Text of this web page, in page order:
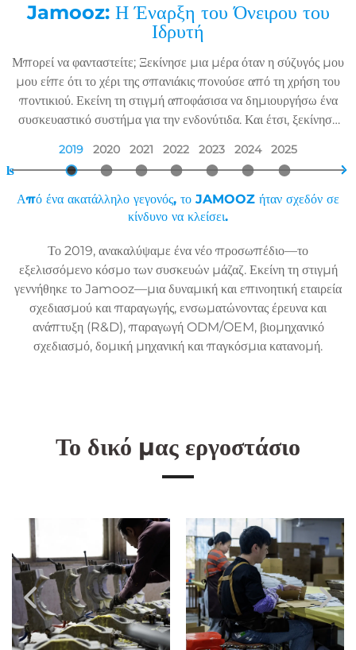
Jamooz: Η Έναρξη του Όνειρου του
Ιδρυτή
Μπορεί να φανταστείτε; Ξεκίνησε μια μέρα όταν η σύζυγός μου
μου είπε ότι το χέρι της σπανιάκις πονούσε από τη χρήση του
ποντικιού. Εκείνη τη στιγμή αποφάσισα να δημιουργήσω ένα
συσκευαστικό συστήμα για την ενδονύτιδα. Και έτσι, ξεκίνησε
2019 2020 2021 2022 2023 2024 2025
ʪ 
Από ένα ακατάλληλο γεγονός, το JAMOOZ ήταν σχεδόν σε
κίνδυνο να κλείσει.
Το 2019, ανακαλύψαμε ένα νέο προσωπέδιο—το
εξελισσόμενο κόσμο των συσκευών μάζαζ. Εκείνη τη στιγμή
γεννήθηκε το Jamooz—μια δυναμική και επινοητική εταιρεία
σχεδιασμού και παραγωγής, ενσωματώνοντας έρευνα και
ανάπτυξη (R&D), παραγωγή ODM/OEM, βιομηχανικό
σχεδιασμό, δομική μηχανική και παγκόσμια κατανομή.
Το δικό μας εργοστάσιο